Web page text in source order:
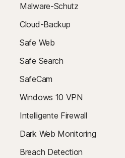
Malware-Schutz
Cloud-Backup
Safe Web
Safe Search
SafeCam
Windows 10 VPN
Intelligente Firewall
Dark Web Monitoring
Breach Detection